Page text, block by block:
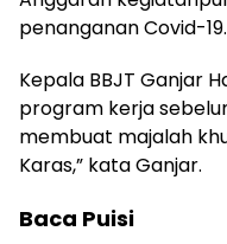
penanganan Covid-19.
Kepala BBJT Ganjar
program kerja
membuat majalah
Karas,” kata Ganjar.
Baca Puisi